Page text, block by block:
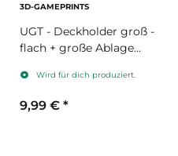
3D-GAMEPRINTS
UGT - Deckholder groß -
flach + große Ablage
Wird für dich produziert.
9,99 € *